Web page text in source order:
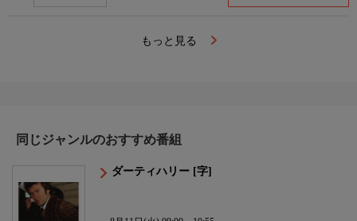
もっと見る
同じジャンルのおすすめ番組
ダーティハリー [字]